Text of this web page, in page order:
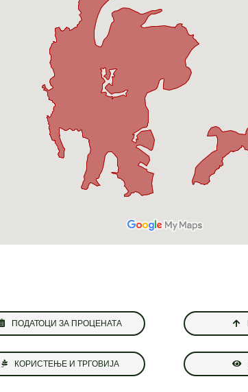
ПОДАТОЦИ ЗА ПРОЦЕНАТА
КОРИСТЕЊЕ И ТРГОВИЈА